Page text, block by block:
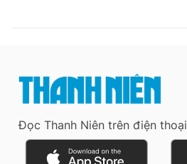
Đọc Thanh Niên trên điện thoại